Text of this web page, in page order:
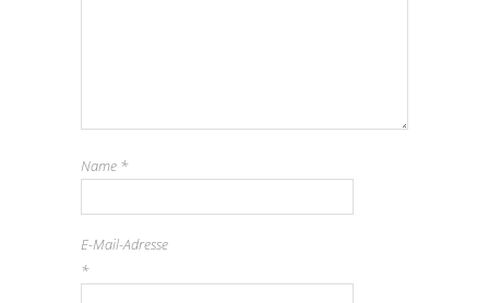
Name *
E-Mail-Adresse
*